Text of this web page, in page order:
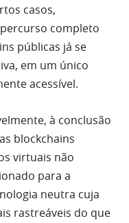
casos,
completo
públicas já se
em um único
acessível.
à conclusão
blockchains
virtuais não
para a
neutra cuja
rastreáveis do que